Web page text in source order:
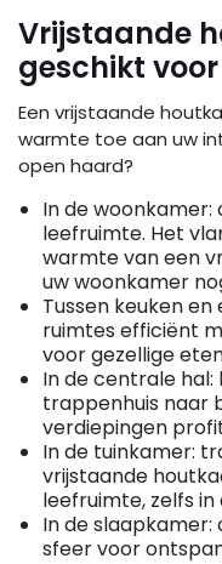
Vrijstaande
geschikt
Een vrijstaande
warmte toe aan uw
open haard?
In de
leefruimte. Het
warmte van een
uw woonkamer
Tussen keuken
ruimtes efficiënt
voor gezellige
In de centrale
trappenhuis naar
verdiepingen
In de tuinkamer:
vrijstaande
leefruimte, zelfs
In de slaapkamer:
sfeer voor